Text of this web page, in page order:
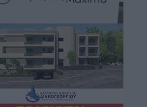
«Βουλιάζει» από τουρίστες –
Ειδήσεις πριν 1 ώρα
Κατηγορία: Οι ημερομηνίες
της κανονικής
• πριν 6 ώρες